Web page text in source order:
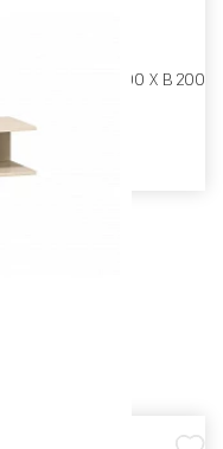
Ш 1502 X Г 300 X В 200